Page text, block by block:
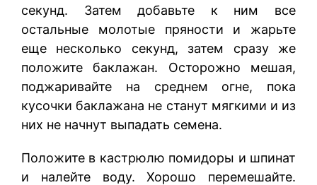
секунд. Затем добавьте к ним все
остальные молотые пряности и жарьте
еще несколько секунд, затем сразу же
положите баклажан. Осторожно мешая,
поджаривайте на среднем огне, пока
кусочки баклажана не станут мягкими и из
них не начнут выпадать семена.
Положите в кастрюлю помидоры и шпинат
и налейте воду. Хорошо перемешайте.